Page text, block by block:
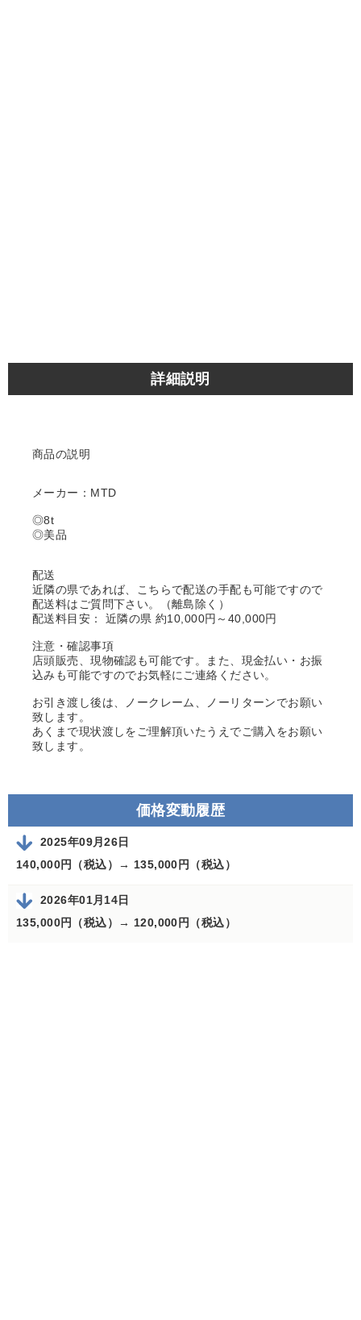
詳細説明
商品の説明
メーカー：MTD
◎8t
◎美品
配送
近隣の県であれば、こちらで配送の手配も可能ですので
配送料はご質問下さい。（離島除く）
配送料目安： 近隣の県 約10,000円～40,000円
注意・確認事項
店頭販売、現物確認も可能です。また、現金払い・お振
込みも可能ですのでお気軽にご連絡ください。
お引き渡し後は、ノークレーム、ノーリターンでお願い
致します。
あくまで現状渡しをご理解頂いたうえでご購入をお願い
致します。
価格変動履歴
2025年09月26日
140,000円（税込）→ 135,000円（税込）
2026年01月14日
135,000円（税込）→ 120,000円（税込）